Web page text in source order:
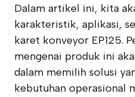
Dalam artikel ini, kita
karakteristik, aplikasi,
karet konveyor EP125.
mengenai produk ini
dalam memilih solusi
kebutuhan operasional